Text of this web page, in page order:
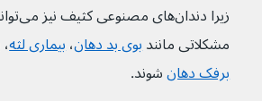
زیرا
مشکلاتی مانند بوی بد دهان، بیماری لثه،
برفک دهان شوند.